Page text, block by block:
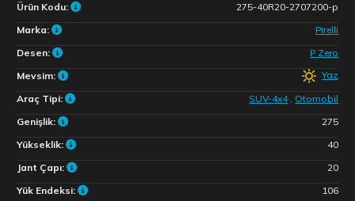
Ürün Kodu:
275-40R20-2707200-p
Marka:
Pirelli
Desen:
P Zero
Mevsim:
Yaz
Araç Tipi:
SUV-4x4 , Otomobil
Genişlik:
275
Yükseklik:
40
Jant Çapı:
20
Yük Endeksi:
106